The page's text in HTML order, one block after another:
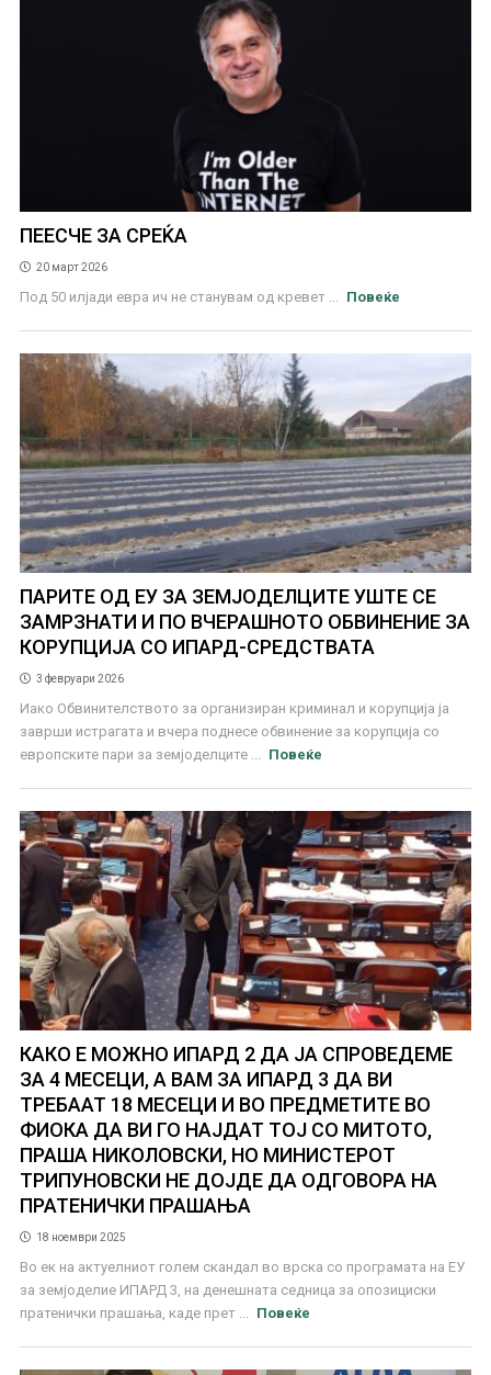
ПЕЕСЧЕ ЗА СРЕЌА
20 март 2026
Под 50 илјади евра ич не станувам од кревет ... Повеќе
ПАРИТЕ ОД ЕУ ЗА ЗЕМЈОДЕЛЦИТЕ УШТЕ СЕ
ЗАМРЗНАТИ И ПО ВЧЕРАШНОТО ОБВИНЕНИЕ ЗА
КОРУПЦИЈА СО ИПАРД-СРЕДСТВАТА
3 февруари 2026
Иако Обвинителството за организиран криминал и корупција ја
заврши истрагата и вчера поднесе обвинение за корупција со
европските пари за земјоделците ...
Повеќе
КАКО Е МОЖНО ИПАРД 2 ДА ЈА СПРОВЕДЕМЕ
ЗА 4 МЕСЕЦИ, А ВАМ ЗА ИПАРД 3 ДА ВИ
ТРЕБААТ 18 МЕСЕЦИ И ВО ПРЕДМЕТИТЕ ВО
ФИОКА ДА ВИ ГО НАЈДАТ ТОЈ СО МИТОТО,
ПРАША НИКОЛОВСКИ, НО МИНИСТЕРОТ
ТРИПУНОВСКИ НЕ ДОЈДЕ ДА ОДГОВОРА НА
ПРАТЕНИЧКИ ПРАШАЊА
18 ноември 2025
Во ек на актуелниот голем скандал во врска со програмата на ЕУ
за земјоделие ИПАРД 3, на денешната седница за опозициски
пратенички прашања, каде прет ...
Повеќе